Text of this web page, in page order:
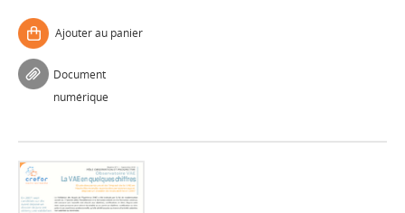
Ajouter au panier
Document
numérique